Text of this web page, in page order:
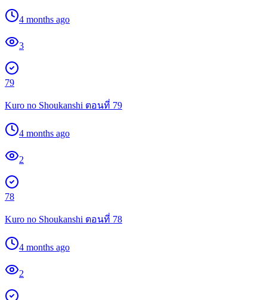
4 months ago
3
79
Kuro no Shoukanshi ตอนที่ 79
4 months ago
2
78
Kuro no Shoukanshi ตอนที่ 78
4 months ago
2